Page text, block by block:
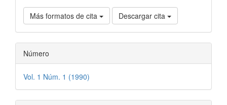
Más formatos de cita Descargar cita
Número
Vol. 1 Núm. 1 (1990)